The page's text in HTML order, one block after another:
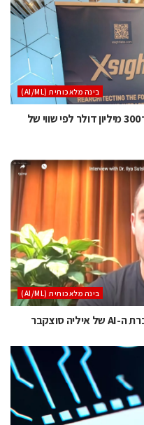
בינה מלאכותית (AI/ML)
אקסייט לאבס השלימה גיוס של יותר מ־300 מיליון דולר לפי שווי של
בינה מלאכותית (AI/ML)